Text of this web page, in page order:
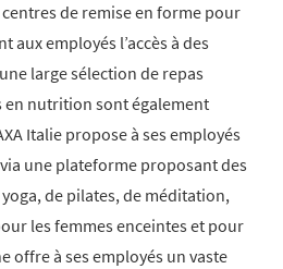
de remise en forme pour
aux employés l’accès à des
large sélection de repas
en nutrition sont également
Italie propose à ses employés
une plateforme proposant des
de pilates, de méditation,
les femmes enceintes et pour
offre à ses employés un vaste